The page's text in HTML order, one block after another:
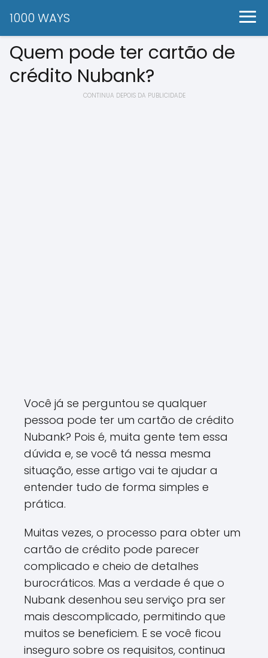
1000 WAYS
Quem pode ter cartão de
crédito Nubank?
CONTINUA DEPOIS DA PUBLICIDADE
Você já se perguntou se qualquer
pessoa pode ter um cartão de crédito
Nubank? Pois é, muita gente tem essa
dúvida e, se você tá nessa mesma
situação, esse artigo vai te ajudar a
entender tudo de forma simples e
prática.
Muitas vezes, o processo para obter um
cartão de crédito pode parecer
complicado e cheio de detalhes
burocráticos. Mas a verdade é que o
Nubank desenhou seu serviço pra ser
mais descomplicado, permitindo que
muitos se beneficiem. E se você ficou
inseguro sobre os requisitos, continua